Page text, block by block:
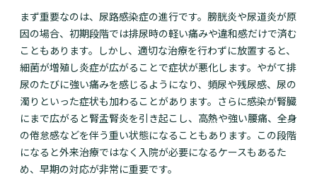
まず重要なのは、尿路感染症の進行です。膀胱炎や尿道炎が原
因の場合、初期段階では排尿時の軽い痛みや違和感だけで済む
こともあります。しかし、適切な治療を行わずに放置すると、
細菌が増殖し炎症が広がることで症状が悪化します。やがて排
尿のたびに強い痛みを感じるようになり、頻尿や残尿感、尿の
濁りといった症状も加わることがあります。さらに感染が腎臓
にまで広がると腎盂腎炎を引き起こし、高熱や強い腰痛、全身
の倦怠感などを伴う重い状態になることもあります。この段階
になると外来治療ではなく入院が必要になるケースもあるた
め、早期の対応が非常に重要です。